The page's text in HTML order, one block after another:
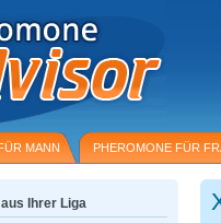
MANN PHEROMONE FÜR
Ihrer Liga